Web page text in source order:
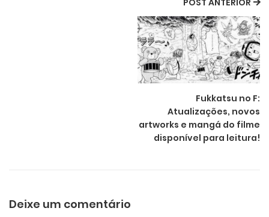
POST ANTERIOR
Fukkatsu no F:
Atualizações, novos
artworks e mangá do filme
disponível para leitura!
Deixe um comentário